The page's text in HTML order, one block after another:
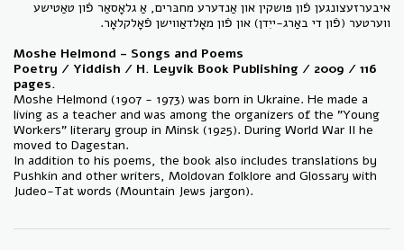
איבערזעצונגען פֿון פּושקין און אַנדערע מחבּרים, אַ גלאָסאַר פֿון טאַטישע
ווערטער (פֿון די באַרג-ייִדן) און פֿון מאָלדאַווישן פֿאָלקלאָר.
Moshe Helmond - Songs and Poems
Poetry / Yiddish / H. Leyvik Book Publishing / 2009 / 116
pages.
Moshe Helmond (1907 - 1973) was born in Ukraine. He made a
living as a teacher and was among the organizers of the "Young
Workers" literary group in Minsk (1925). During World War II he
moved to Dagestan.
In addition to his poems, the book also includes translations by
Pushkin and other writers, Moldovan folklore and Glossary with
Judeo-Tat words (Mountain Jews jargon).